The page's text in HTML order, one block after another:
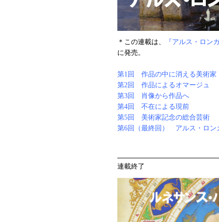
＊この連載は、
『アルス・ロン
に発売。
第1回 作品の中に消える美術家
第2回 作品によるオマージュ
第3回 肖像から作品へ
第4回 不在による現前
第5回 美術家記念の総合芸術
第6回（最終回） アルス・ロン
連載終了